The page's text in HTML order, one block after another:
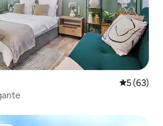
5 de uma
5 (63)